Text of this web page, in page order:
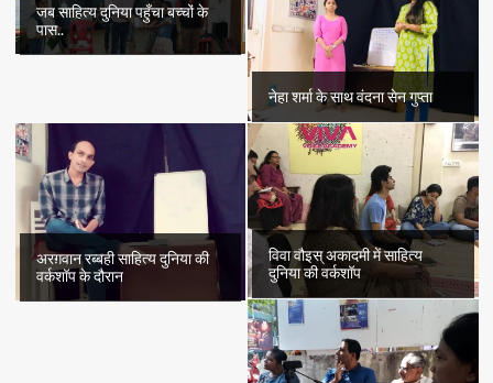
जब साहित्य दुनिया पहुँचा बच्चों के
पास..
नेहा शर्मा के साथ वंदना सेन गुप्ता
अरग़वान रब्बही साहित्य दुनिया की
वर्कशॉप के दौरान
विवा वौइस् अकादमी में साहित्य
दुनिया की वर्कशॉप